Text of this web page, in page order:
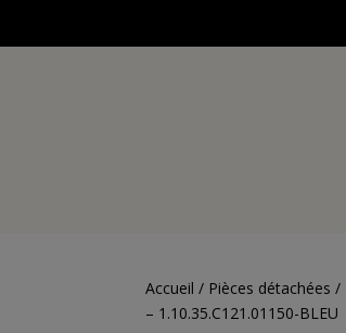
Accueil / Pièces détachées /
– 1.10.35.C121.01150-BLEU